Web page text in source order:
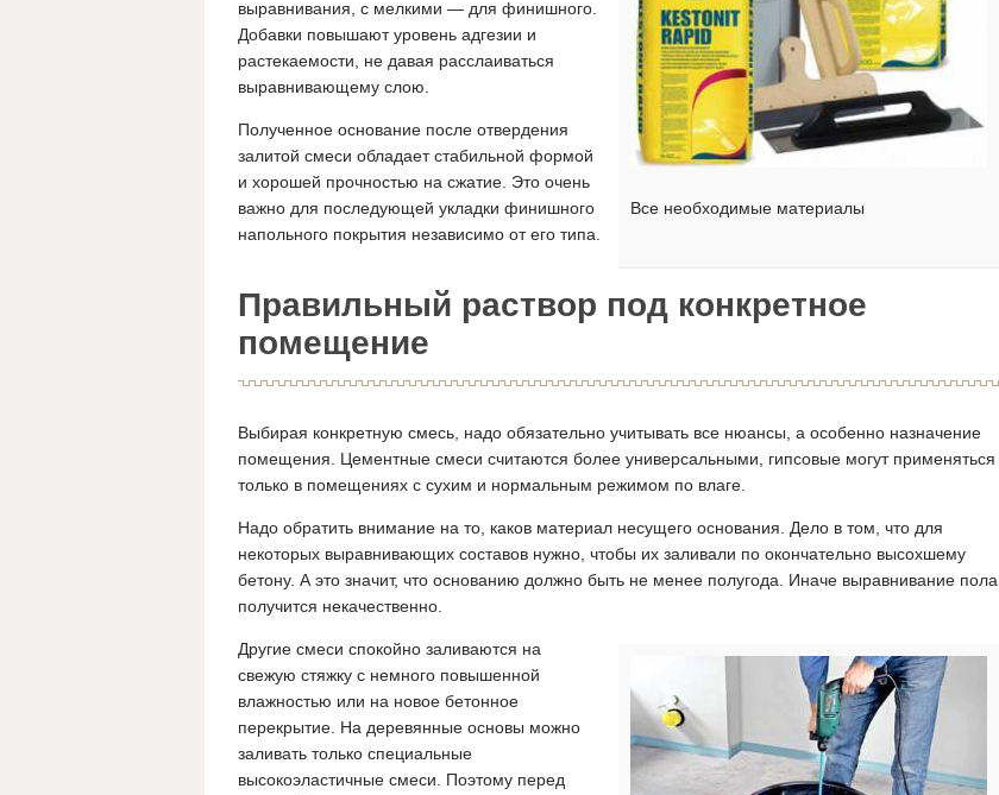
Все необходимые материалы
выравнивания, с мелкими — для финишного.
Добавки повышают уровень адгезии и
растекаемости, не давая расслаиваться
выравнивающему слою.
Полученное основание после отвердения
залитой смеси обладает стабильной формой
и хорошей прочностью на сжатие. Это очень
важно для последующей укладки финишного
напольного покрытия независимо от его типа.
Правильный раствор под конкретное
помещение
Выбирая конкретную смесь, надо обязательно учитывать все нюансы, а особенно назначение
помещения. Цементные смеси считаются более универсальными, гипсовые могут применяться
только в помещениях с сухим и нормальным режимом по влаге.
Надо обратить внимание на то, каков материал несущего основания. Дело в том, что для
некоторых выравнивающих составов нужно, чтобы их заливали по окончательно высохшему
бетону. А это значит, что основанию должно быть не менее полугода. Иначе выравнивание пола
получится некачественно.
Другие смеси спокойно заливаются на
свежую стяжку с немного повышенной
влажностью или на новое бетонное
перекрытие. На деревянные основы можно
заливать только специальные
высокоэластичные смеси. Поэтому перед